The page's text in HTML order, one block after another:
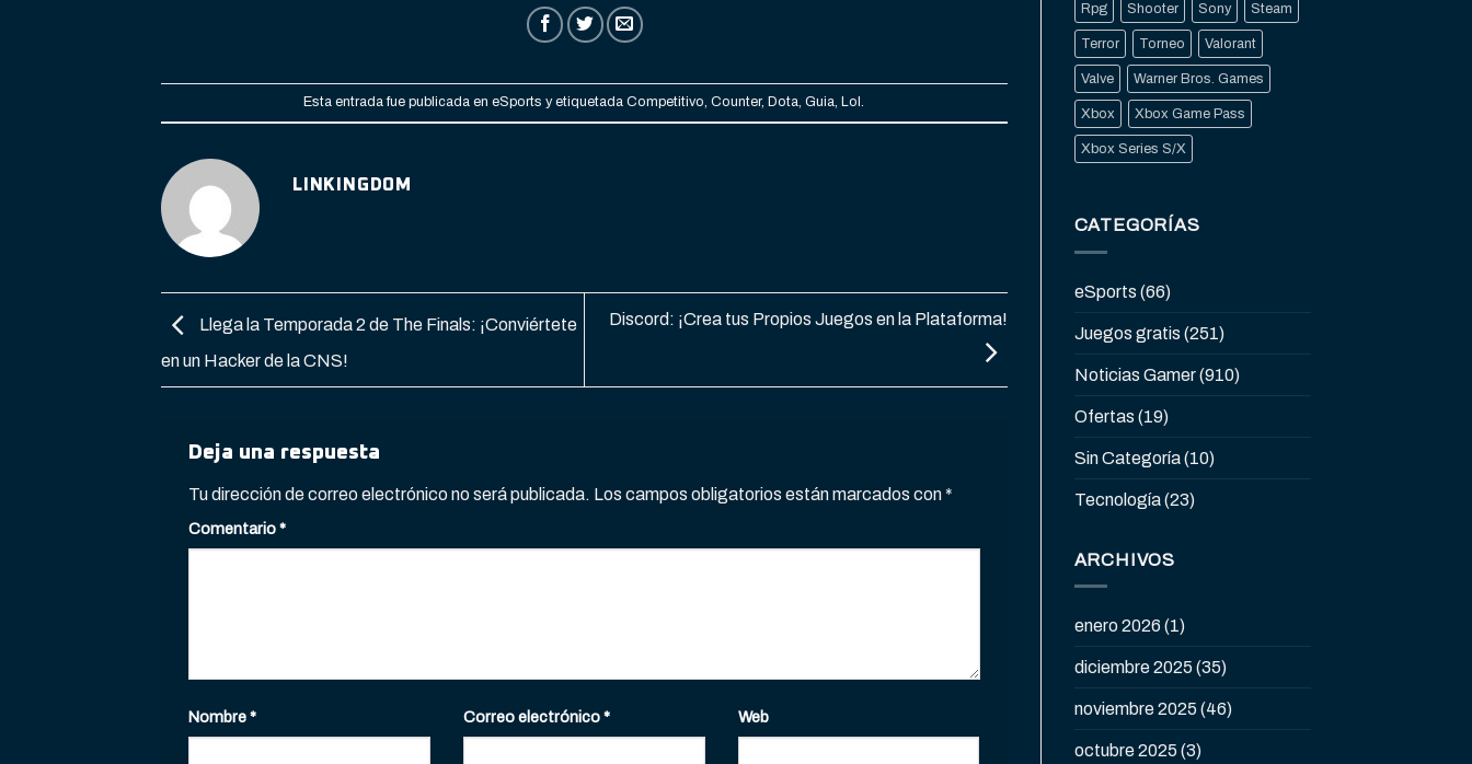
Esta entrada fue publicada eneSports y etiquetadaCompetitivo,Counter, Dota,Guia, Lol.
LINKINGDOM
Llega la Temporada 2 de The Finals: ¡Conviértete
en un Hacker de la CNS!
Discord: ¡Crea tus Propios Juegos en la Plataforma!
Deja una respuesta
Tu dirección de correo electrónico no será publicada. Los campos obligatorios están marcados con*
Comentario*
Nombre* Correo electrónico* Web
Rpg Shooter Sony Steam
Terror Torneo Valorant
Valve Warner Bros. Games
Xbox Xbox Game Pass
Xbox Series S/X
CATEGORÍAS
eSports (66)
Juegos gratis (251)
Noticias Gamer(910)
Ofertas (19)
Sin Categoría(10)
Tecnología(23)
ARCHIVOS
enero 2026 (1)
diciembre 2025 (35)
noviembre 2025 (46)
octubre 2025 (3)